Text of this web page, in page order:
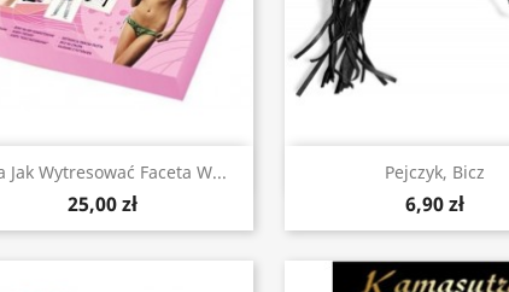
Jak Wytresować Faceta W...
25,00 zł
Szybki podgląd Pejczyk, Bicz
6,90 zł
Szybki podgląd